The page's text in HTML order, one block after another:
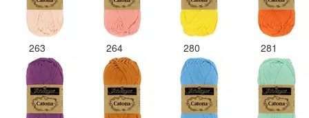
263 264 280 281